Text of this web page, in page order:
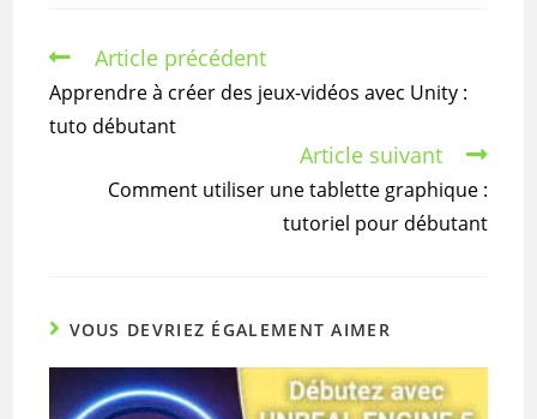
Read
articles
Article précédent
Apprendre à créer des jeux-vidéos avec Unity :
tuto débutant
Article suivant
Comment utiliser une tablette graphique :
tutoriel pour débutant
VOUS DEVRIEZ ÉGALEMENT AIMER